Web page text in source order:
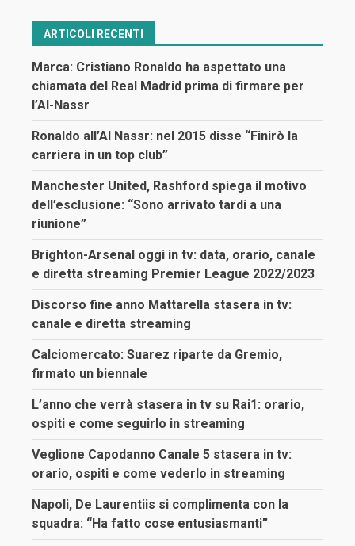
ARTICOLI RECENTI
Marca: Cristiano Ronaldo ha aspettato una
chiamata del Real Madrid prima di firmare per
l’Al-Nassr
Ronaldo all’Al Nassr: nel 2015 disse “Finirò la
carriera in un top club”
Manchester United, Rashford spiega il motivo
dell’esclusione: “Sono arrivato tardi a una
riunione”
Brighton-Arsenal oggi in tv: data, orario, canale
e diretta streaming Premier League 2022/2023
Discorso fine anno Mattarella stasera in tv:
canale e diretta streaming
Calciomercato: Suarez riparte da Gremio,
firmato un biennale
L’anno che verrà stasera in tv su Rai1: orario,
ospiti e come seguirlo in streaming
Veglione Capodanno Canale 5 stasera in tv:
orario, ospiti e come vederlo in streaming
Napoli, De Laurentiis si complimenta con la
squadra: “Ha fatto cose entusiasmanti”